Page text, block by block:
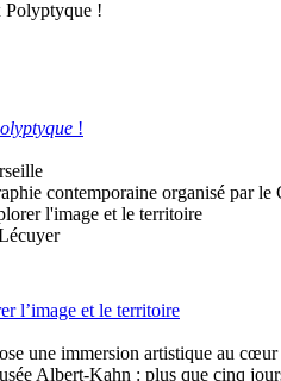
!
contemporaine organisé par
l’image et le territoire
une immersion artistique au